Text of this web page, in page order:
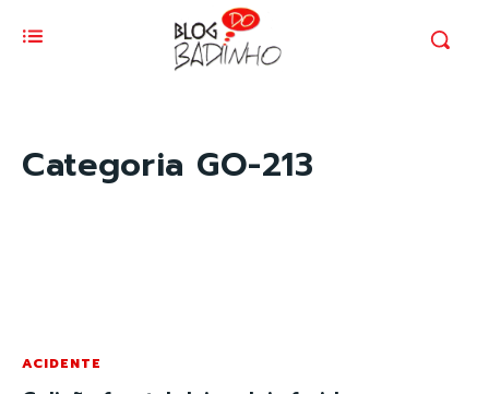
Categoria GO-213
ACIDENTE